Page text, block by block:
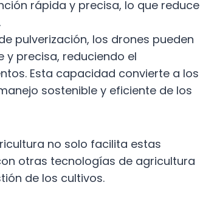
rápida y precisa, lo que reduce
pulverización, los drones pueden
precisa, reduciendo el
Esta capacidad convierte a los
sostenible y eficiente de los
no solo facilita estas
otras tecnologías de agricultura
de los cultivos.